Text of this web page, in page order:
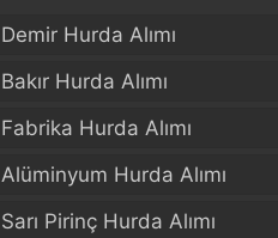
Demir Hurda Alımı
Bakır Hurda Alımı
Fabrika Hurda Alımı
Alüminyum Hurda Alımı
Sarı Pirinç Hurda Alımı